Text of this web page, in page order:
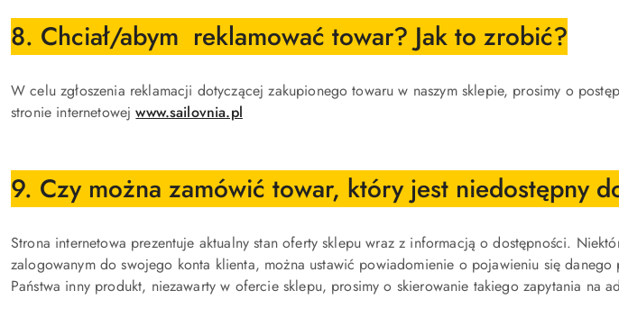
8. Chciał/abym reklamować towar? Jak to zrobić?
W celu zgłoszenia reklamacji dotyczącej zakupionego towaru w naszym sklepie, prosimy o
stronie internetowejwww.sailovnia.pl
9. Czy można zamówić towar, który jest niedostępny
Strona internetowa prezentuje aktualny stan oferty sklepu wraz z informacją o dostępności.
zalogowanym do swojego konta klienta, można ustawić powiadomienie o pojawieniu się
Państwa inny produkt, niezawarty w ofercie sklepu, prosimy o skierowanie takiego zapytania na